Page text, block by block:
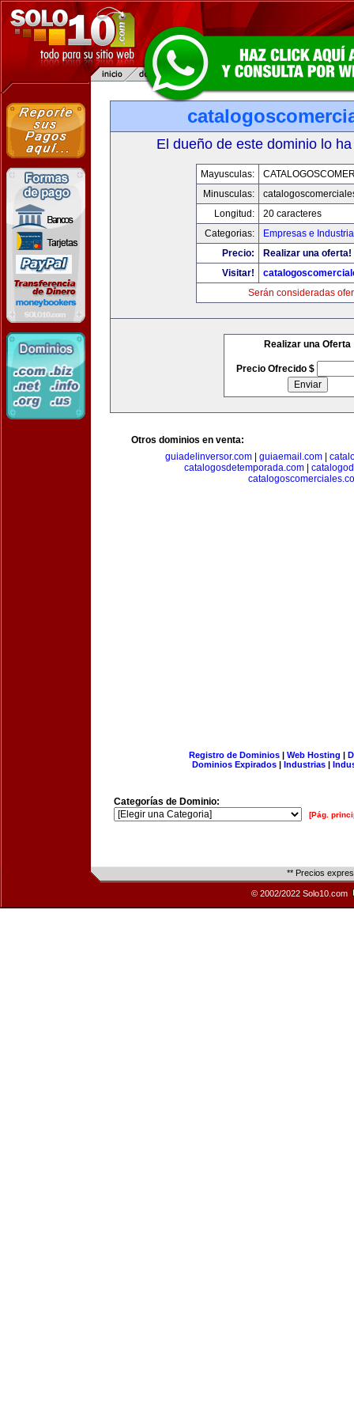
El dueño de este dominio lo
Mayusculas:
Minusculas:
Longitud:
20 caracteres
Categorias:
Empresas e
Precio:
Realizar una oferta!
Visitar!
Serán consideradas
Realizar una Oferta
Precio Ofrecido $
Otros dominios en venta:
guiadelinversor.com| guiaemail.com|
catalogosdetemporada.com|
Registro de Dominios| Web Hosting |
Dominios Expirados | Industrias |
Categorías de Dominio:
[Pág.
** Precios
© 2002/2022 Solo10.com